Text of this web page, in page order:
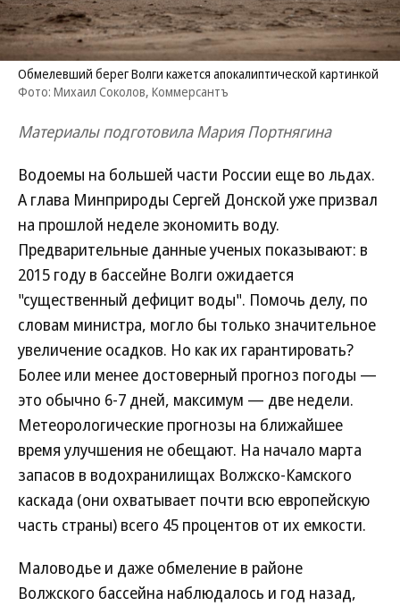
Обмелевший берег Волги кажется апокалиптической картинкой
Фото: Михаил Соколов, Коммерсантъ
Материалы подготовила Мария Портнягина
Водоемы на большей части России еще во льдах.
А глава Минприроды Сергей Донской уже призвал
на прошлой неделе экономить воду.
Предварительные данные ученых показывают: в
2015 году в бассейне Волги ожидается
"существенный дефицит воды". Помочь делу, по
словам министра, могло бы только значительное
увеличение осадков. Но как их гарантировать?
Более или менее достоверный прогноз погоды —
это обычно 6-7 дней, максимум — две недели.
Метеорологические прогнозы на ближайшее
время улучшения не обещают. На начало марта
запасов в водохранилищах Волжско-Камского
каскада (они охватывает почти всю европейскую
часть страны) всего 45 процентов от их емкости.
Маловодье и даже обмеление в районе
Волжского бассейна наблюдалось и год назад,